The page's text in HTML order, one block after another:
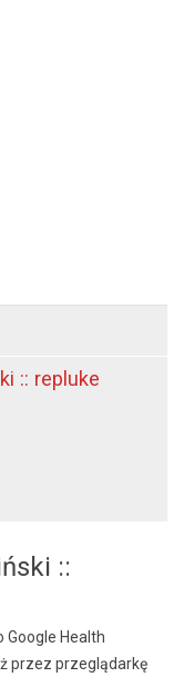
:: repluke
::
Google Health
przez przeglądarkę